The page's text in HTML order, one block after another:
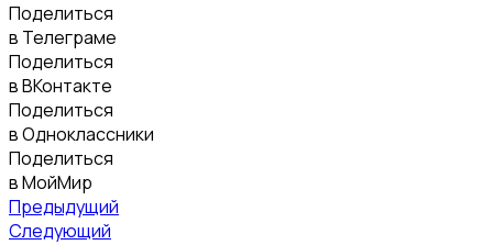
Поделиться
в Телеграме
Поделиться
в ВКонтакте
Поделиться
в Одноклассники
Поделиться
в МойМир
Предыдущий
Следующий